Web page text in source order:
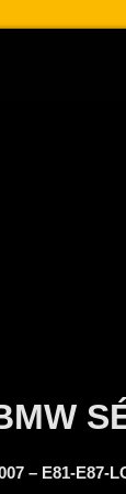
– E81-E87-